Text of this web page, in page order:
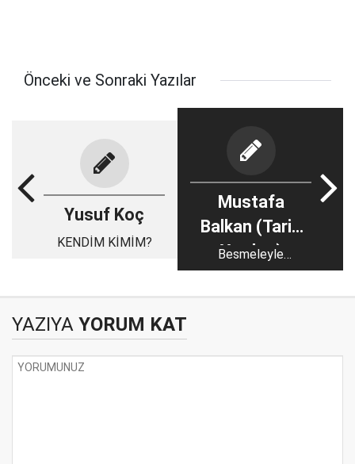
Önceki ve Sonraki Yazılar
Yusuf Koç
KENDİM KİMİM?
Mustafa
Balkan (Tarih
Yazıları)
Besmeleyle
başlamayan hiçbir
YAZIYA YORUM KAT